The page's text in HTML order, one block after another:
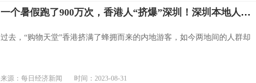
一个暑假跑了900万次，香港人“挤爆”深圳！深圳本地人大受震撼：“差点以为我到了香港”
过去，“购物天堂”香港挤满了蜂拥而来的内地游客，如今两地间的人群却
来源：每日经济新闻 时间：2023-08-31